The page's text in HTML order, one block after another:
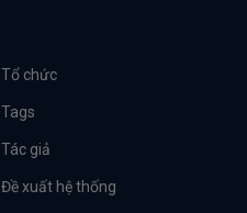
Tổ chức
Tags
Tác giả
Đề xuất hệ thống